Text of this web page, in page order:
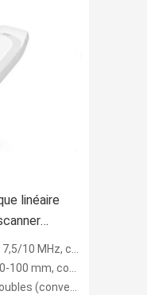
linéaire
: 2,5/5 MHz, 3,5/5 MHz
160 mm, 90-305 mm
et linéaire)